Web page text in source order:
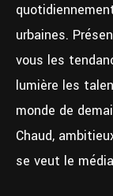
urbaines.
vous les
lumière les
monde de
Chaud,
se veut le